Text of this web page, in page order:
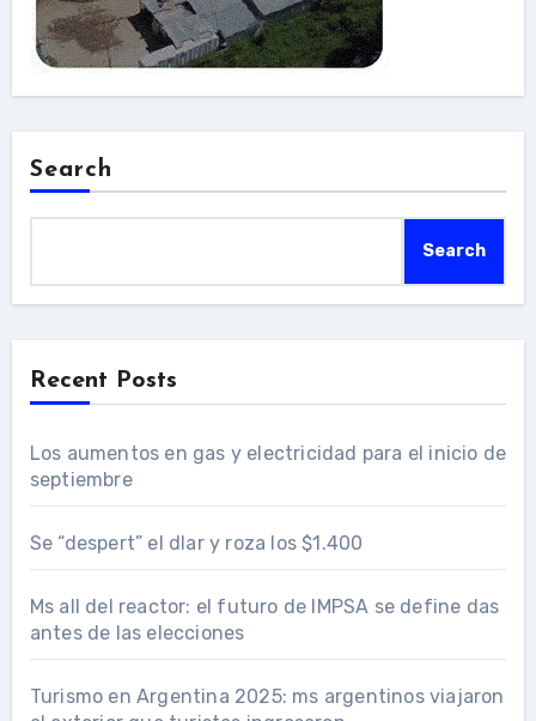
Search
Search
Recent Posts
Los aumentos en gas y electricidad para el inicio de
septiembre
Se “despert” el dlar y roza los $1.400
Ms all del reactor: el futuro de IMPSA se define das
antes de las elecciones
Turismo en Argentina 2025: ms argentinos viajaron